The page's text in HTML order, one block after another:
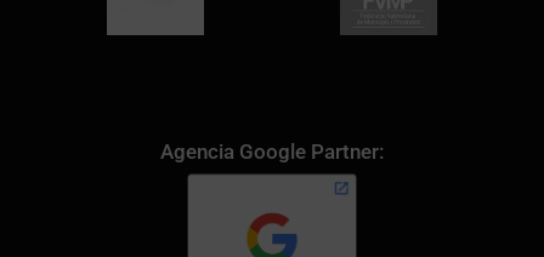
Agencia Google Partner: